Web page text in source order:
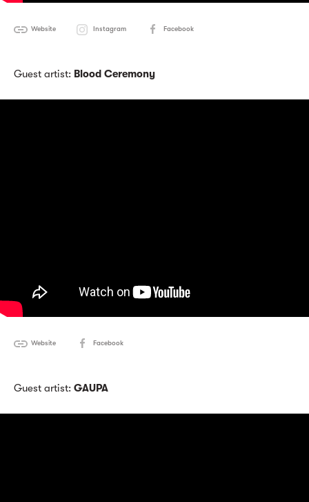
Website Instagram Facebook
Guest artist: Blood Ceremony
Website Facebook
Guest artist: GAUPA